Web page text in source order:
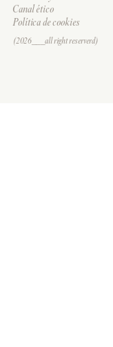
Canal ético
Política de cookies
(2026___all right reserverd)